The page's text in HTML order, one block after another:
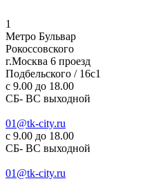
1
Метро Бульвар
Рокоссовского
г.Москва 6 проезд
Подбельского / 16с1
c 9.00 до 18.00
СБ- ВС выходной
01@tk-city.ru
c 9.00 до 18.00
СБ- ВС выходной
01@tk-city.ru